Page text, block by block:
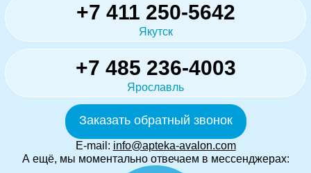
+7 411 250-5642
Якутск
+7 485 236-4003
Ярославль
Заказать обратный звонок
E-mail: info@apteka-avalon.com
А ещё, мы моментально отвечаем в мессенджерах: